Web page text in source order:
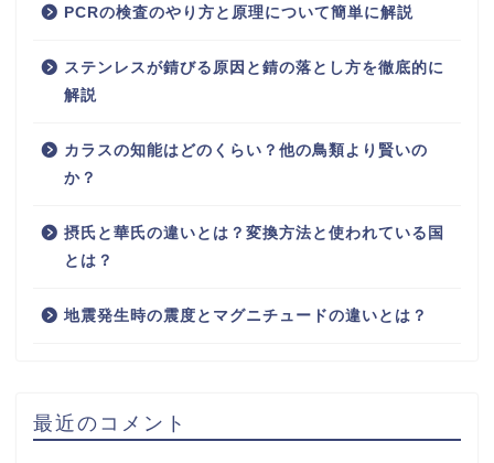
PCRの検査のやり方と原理について簡単に解説
ステンレスが錆びる原因と錆の落とし方を徹底的に
解説
カラスの知能はどのくらい？他の鳥類より賢いの
か？
摂氏と華氏の違いとは？変換方法と使われている国
とは？
地震発生時の震度とマグニチュードの違いとは？
最近のコメント